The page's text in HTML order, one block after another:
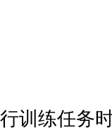
行训练任务